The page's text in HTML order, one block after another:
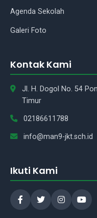
Agenda Sekolah
Galeri Foto
Kontak Kami
Jl. H. Dogol No. 54
Timur
02186611788
info@man9-jkt.sch.id
Ikuti Kami